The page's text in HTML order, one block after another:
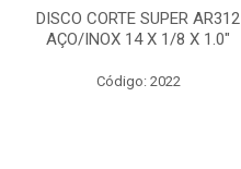
DISCO CORTE SUPER AR312
AÇO/INOX 14 X 1/8 X 1.0"
Código: 2022